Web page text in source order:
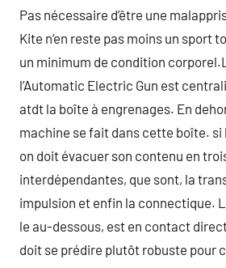
Pas nécessaire d’être une
Kite n’en reste pas moins un sport
un minimum de condition
l’Automatic Electric Gun est
atdt la boîte à engrenages. En
machine se fait dans cette boîte. si
on doit évacuer son contenu en
interdépendantes, que sont, la
impulsion et enfin la connectique.
le au-dessous, est en contact
doit se prédire plutôt robuste pour